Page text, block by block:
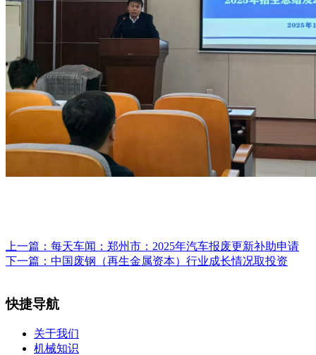
上一篇： 每天车闻：郑州市：2025年汽车报废更新补助申请
下一篇： 中国废钢（再生金属资本）行业成长情况取投资
快捷导航
关于我们
机械知识